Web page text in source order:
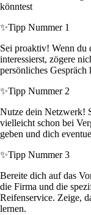
könntest
✨Tipp Nummer 1
Sei proaktiv! Wenn du
interessierst, zögere
persönliches
✨Tipp Nummer 2
Nutze dein Netzwerk!
vielleicht schon bei
geben und dich
✨Tipp Nummer 3
Bereite dich auf das
die Firma und die
Reifenservice. Zeige,
lernen.